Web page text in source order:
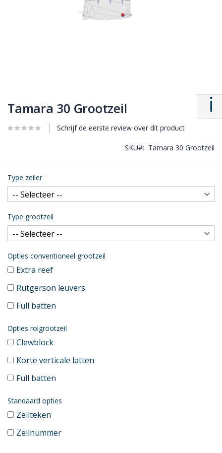
Tamara 30 Grootzeil
Schrijf de eerste review over dit product
SKU Tamara 30 Grootzeil
Type zeiler
Type grootzeil
Opties conventioneel grootzeil
Extra reef
Rutgerson leuvers
Full batten
Opties rolgrootzeil
Clewblock
Korte verticale latten
Full batten
Standaard opties
Zeilteken
Zeilnummer